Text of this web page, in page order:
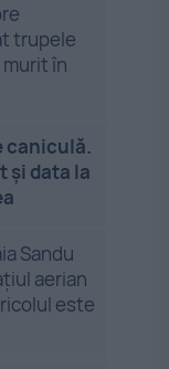
trupele
în
caniculă.
și data la
Sandu
aerian
este